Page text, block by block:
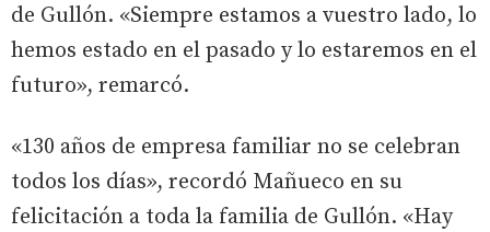
de Gullón. «Siempre estamos a vuestro lado, lo
hemos estado en el pasado y lo estaremos en el
futuro», remarcó.
«130 años de empresa familiar no se celebran
todos los días», recordó Mañueco en su
felicitación a toda la familia de Gullón. «Hay